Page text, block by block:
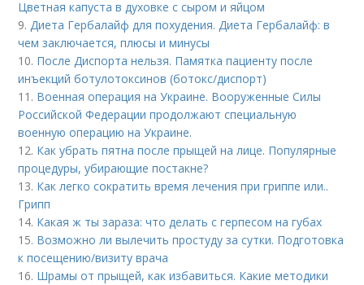
Цветная капуста в духовке с сыром и яйцом
9.Диета Гербалайф для похудения. Диета Гербалайф: в
чем заключается, плюсы и минусы
10. После Диспорта нельзя. Памятка пациенту после
инъекций ботулотоксинов (ботокс/диспорт)
11. Военная операция на Украине. Вооруженные Силы
Российской Федерации продолжают специальную
военную операцию на Украине.
12. Как убрать пятна после прыщей на лице. Популярные
процедуры, убирающие постакне?
13. Как легко сократить время лечения при гриппе или..
Грипп
14. Какая ж ты зараза: что делать с герпесом на губах
15. Возможно ли вылечить простуду за сутки. Подготовка
к посещению/визиту врача
16. Шрамы от прыщей, как избавиться. Какие методики